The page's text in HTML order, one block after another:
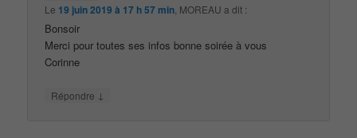
Le 19 juin 2019 à 17 h 57 min MOREAU a dit :
Bonsoir
Merci pour toutes ses infos bonne soirée à vous
Corinne
Répondre ↓